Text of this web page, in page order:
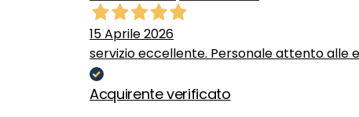
15 Aprile 2026
servizio eccellente. Personale attento alle
Acquirente verificato